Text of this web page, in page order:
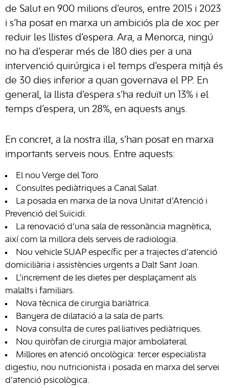
de Salut en 900 milions d’euros, entre 2015 i 2023
i s’ha posat en marxa un ambiciós pla de xoc per
reduir les llistes d’espera. Ara, a Menorca, ningú
no ha d’esperar més de 180 dies per a una
intervenció quirúrgica i el temps d’espera mitjà és
de 30 dies inferior a quan governava el PP. En
general, la llista d’espera s’ha reduït un 13% i el
temps d’espera, un 28%, en aquests anys.
En concret, a la nostra illa, s’han posat en marxa
importants serveis nous. Entre aquests:
El nou Verge del Toro
Consultes pediàtriques a Canal Salat.
La posada en marxa de la nova Unitat d’Atenció i
Prevenció del Suïcidi.
La renovació d’una sala de ressonància magnètica,
així com la millora dels serveis de radiologia.
Nou vehicle SUAP específic per a trajectes d’atenció
domiciliària i assistències urgents a Dalt Sant Joan.
L’increment de les dietes per desplaçament als
malalts i familiars.
Nova tècnica de cirurgia bariàtrica.
Banyera de dilatació a la sala de parts.
Nova consulta de cures pal·liatives pediàtriques.
Nou quiròfan de cirurgia major ambolateral.
Millores en atenció oncològica: tercer especialista
digestiu, nou nutricionista i posada en marxa del servei
d’atenció psicològica.